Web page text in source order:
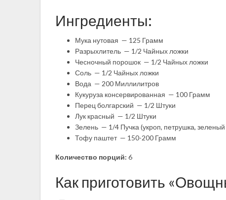
Ингредиенты:
Мука нутовая — 125 Грамм
Разрыхлитель — 1/2 Чайных ложки
Чесночный порошок — 1/2 Чайных ложки
Соль — 1/2 Чайных ложки
Вода — 200 Миллилитров
Кукуруза консервированная — 100 Грамм
Перец болгарский — 1/2 Штуки
Лук красный — 1/2 Штуки
Зелень — 1/4 Пучка (укроп, петрушка, зеленый
Тофу паштет — 150-200 Грамм
Количество порций: 6
Как приготовить